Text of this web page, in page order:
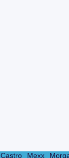
Castro Mexx